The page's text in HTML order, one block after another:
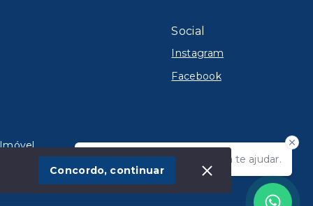
Olá! Estamos disponíveis para te ajudar.
Social
Instagram
Facebook
Concordo, continuar